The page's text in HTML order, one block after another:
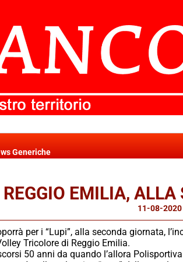
Generiche
REGGIO EMILIA,
11-08-
per i “Lupi”, alla seconda giornata,
Tricolore di Reggio Emilia.
50 anni da quando l’allora